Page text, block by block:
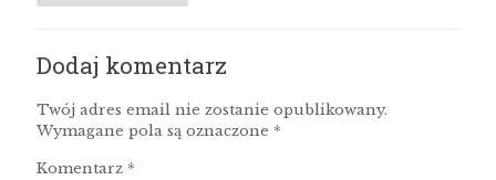
Dodaj komentarz
Twój adres email nie zostanie opublikowany.
Wymagane pola są oznaczone *
Komentarz *